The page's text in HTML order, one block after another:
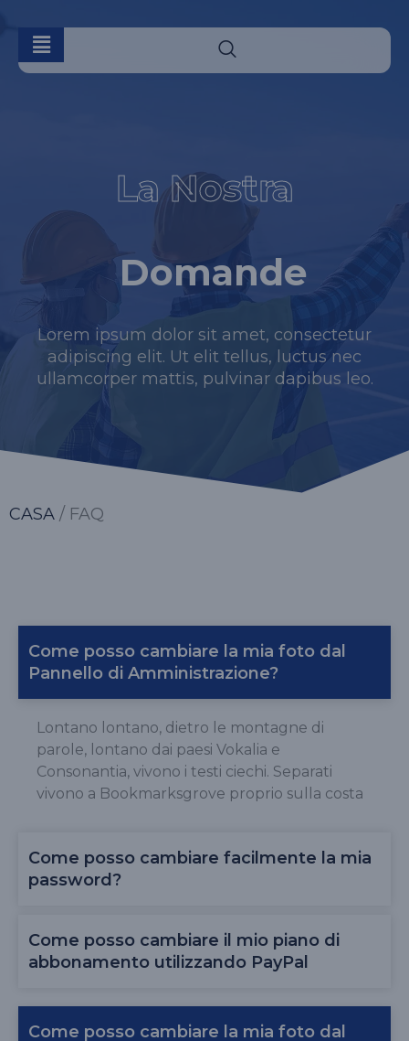
La Nostra
Domande
Lorem ipsum dolor sit amet, consectetur
adipiscing elit. Ut elit tellus, luctus nec
ullamcorper mattis, pulvinar dapibus leo.
CASA / FAQ
Come posso cambiare la mia foto dal
Pannello di Amministrazione?
Lontano lontano, dietro le montagne di
parole, lontano dai paesi Vokalia e
Consonantia, vivono i testi ciechi. Separati
vivono a Bookmarksgrove proprio sulla costa
Come posso cambiare facilmente la mia
password?
Come posso cambiare il mio piano di
abbonamento utilizzando PayPal
Come posso cambiare la mia foto dal